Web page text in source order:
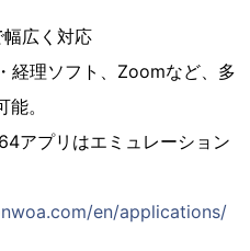
広く対応
理ソフト、Zoomなど、多
。
プリはエミュレーション
en/applications/